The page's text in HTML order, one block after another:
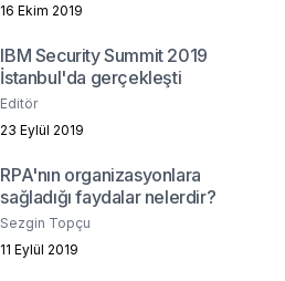
16 Ekim 2019
IBM Security Summit 2019
İstanbul'da gerçekleşti
Editör
23 Eylül 2019
RPA'nın organizasyonlara
sağladığı faydalar nelerdir?
Sezgin Topçu
11 Eylül 2019